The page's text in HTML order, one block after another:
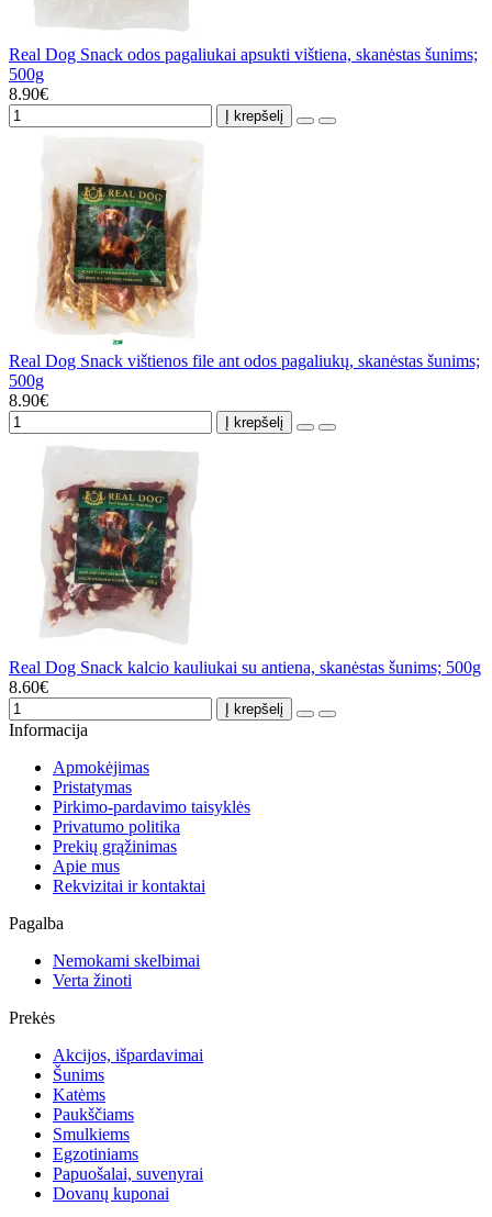
Real Dog Snack odos pagaliukai apsukti vištiena, skanėstas šunims;
500g
8.90€
Į krepšelį
Real Dog Snack vištienos file ant odos pagaliukų, skanėstas šunims;
500g
8.90€
Į krepšelį
Real Dog Snack kalcio kauliukai su antiena, skanėstas šunims; 500g
8.60€
Į krepšelį
Informacija
Apmokėjimas
Pristatymas
Pirkimo-pardavimo taisyklės
Privatumo politika
Prekių grąžinimas
Apie mus
Rekvizitai ir kontaktai
Pagalba
Nemokami skelbimai
Verta žinoti
Prekės
Akcijos, išpardavimai
Šunims
Katėms
Paukščiams
Smulkiems
Egzotiniams
Papuošalai, suvenyrai
Dovanų kuponai